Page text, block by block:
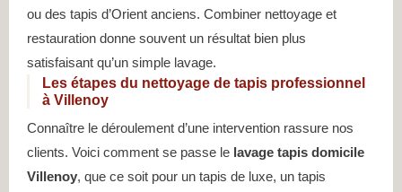
ou des tapis d’Orient anciens. Combiner nettoyage et
restauration donne souvent un résultat bien plus
satisfaisant qu’un simple lavage.
Les étapes du nettoyage de tapis professionnel
à Villenoy
Connaître le déroulement d’une intervention rassure nos
clients. Voici comment se passe le lavage tapis domicile
Villenoy, que ce soit pour un tapis de luxe, un tapis